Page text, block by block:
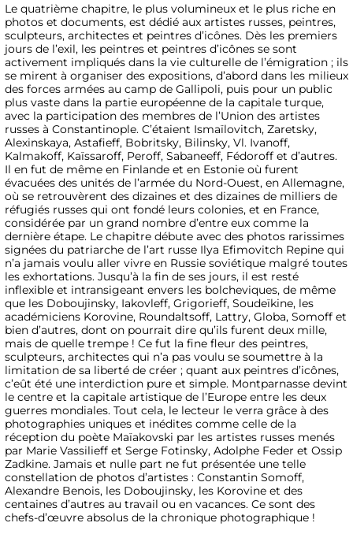
Le quatrième chapitre, le plus volumineux et le plus riche en
photos et documents, est dédié aux artistes russes, peintres,
sculpteurs, architectes et peintres d’icônes. Dès les premiers
jours de l’exil, les peintres et peintres d’icônes se sont
activement impliqués dans la vie culturelle de l’émigration ; ils
se mirent à organiser des expositions, d’abord dans les milieux
des forces armées au camp de Gallipoli, puis pour un public
plus vaste dans la partie européenne de la capitale turque,
avec la participation des membres de l’Union des artistes
russes à Constantinople. C’étaient Ismaïlovitch, Zaretsky,
Alexinskaya, Astafieff, Bobritsky, Bilinsky, Vl. Ivanoff,
Kalmakoff, Kaïssaroff, Peroff, Sabaneeff, Fédoroff et d’autres.
Il en fut de même en Finlande et en Estonie où furent
évacuées des unités de l’armée du Nord-Ouest, en Allemagne,
où se retrouvèrent des dizaines et des dizaines de milliers de
réfugiés russes qui ont fondé leurs colonies, et en France,
considérée par un grand nombre d’entre eux comme la
dernière étape. Le chapitre débute avec des photos rarissimes
signées du patriarche de l’art russe Ilya Efimovitch Repine qui
n’a jamais voulu aller vivre en Russie soviétique malgré toutes
les exhortations. Jusqu’à la fin de ses jours, il est resté
inflexible et intransigeant envers les bolcheviques, de même
que les Doboujinsky, Iakovleff, Grigorieff, Soudeïkine, les
académiciens Korovine, Roundaltsoff, Lattry, Globa, Somoff et
bien d’autres, dont on pourrait dire qu’ils furent deux mille,
mais de quelle trempe ! Ce fut la fine fleur des peintres,
sculpteurs, architectes qui n’a pas voulu se soumettre à la
limitation de sa liberté de créer ; quant aux peintres d’icônes,
c’eût été une interdiction pure et simple. Montparnasse devint
le centre et la capitale artistique de l’Europe entre les deux
guerres mondiales. Tout cela, le lecteur le verra grâce à des
photographies uniques et inédites comme celle de la
réception du poète Maïakovski par les artistes russes menés
par Marie Vassilieff et Serge Fotinsky, Adolphe Feder et Ossip
Zadkine. Jamais et nulle part ne fut présentée une telle
constellation de photos d’artistes : Constantin Somoff,
Alexandre Benois, les Doboujinsky, les Korovine et des
centaines d’autres au travail ou en vacances. Ce sont des
chefs-d’œuvre absolus de la chronique photographique !